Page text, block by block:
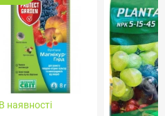
В наявності